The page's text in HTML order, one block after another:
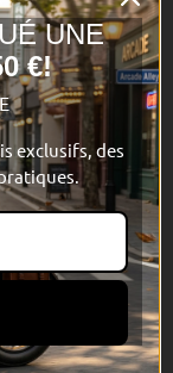
UNE
€!
exclusifs, des